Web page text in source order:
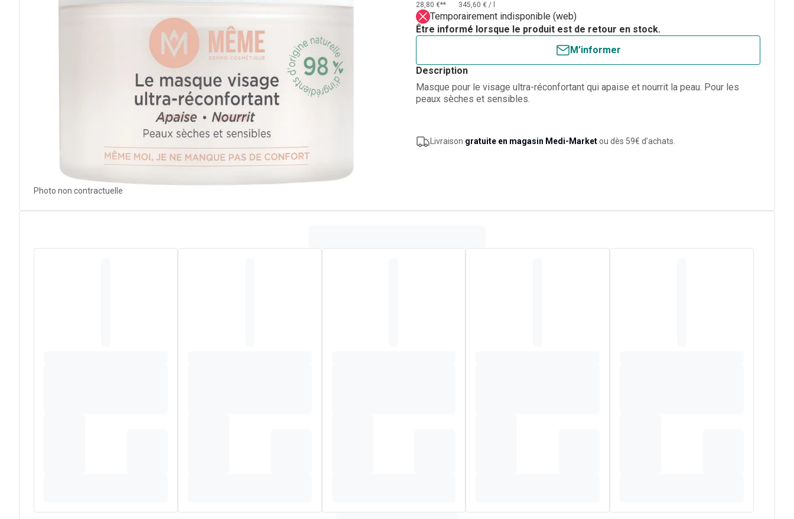
Photo non contractuelle
28,80 €** 345,60 € /
Temporairement indisponible (web)
Être informé lorsque le produit est de retour en stock.
M’informer
Description
Masque pour le visage ultra-réconfortant qui apaise et nourrit la peau. Pour les
peaux sèches et sensibles.
Livraison gratuite en magasin Medi-Marketou dès 59€ d’achats.